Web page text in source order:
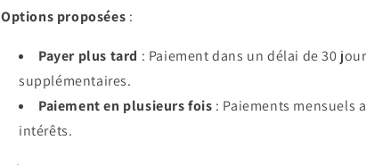
Options proposées :
Payer plus tard : Paiement dans un délai de 30
supplémentaires.
Paiement en plusieurs fois : Paiements mensuels
intérêts.